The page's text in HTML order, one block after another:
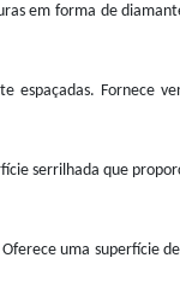
em forma de
Fornece
serrilhada que
uma superfície